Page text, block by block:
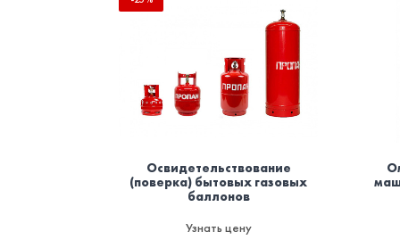
Освидетельствование
(поверка) бытовых газовых
баллонов
Узнать цену